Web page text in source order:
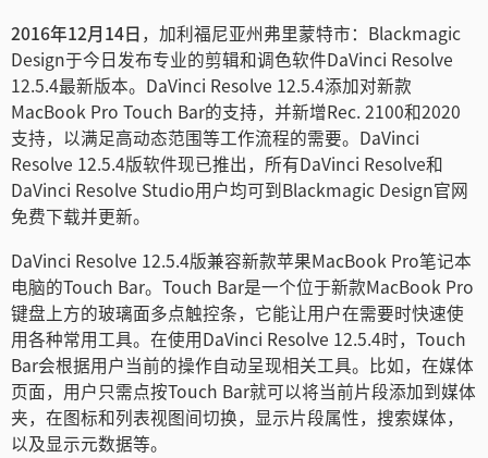
India
Italy
Japan
Korea
Mexico
Malaysia
Netherlands
New Zealand
Norway
2016年12月14日，加利福尼亚州弗里蒙特市：Blackmagic
Design于今日发布专业的剪辑和调色软件DaVinci Resolve
12.5.4最新版本。DaVinci Resolve 12.5.4添加对新款
MacBook Pro Touch Bar的支持，并新增Rec. 2100和2020
支持，以满足高动态范围等工作流程的需要。DaVinci
Resolve 12.5.4版软件现已推出，所有DaVinci Resolve和
DaVinci Resolve Studio用户均可到Blackmagic Design官网
免费下载并更新。
DaVinci Resolve 12.5.4版兼容新款苹果MacBook Pro笔记本
电脑的Touch Bar。Touch Bar是一个位于新款MacBook Pro
键盘上方的玻璃面多点触控条，它能让用户在需要时快速使
用各种常用工具。在使用DaVinci Resolve 12.5.4时，Touch
Bar会根据用户当前的操作自动呈现相关工具。比如，在媒体
页面，用户只需点按Touch Bar就可以将当前片段添加到媒体
夹，在图标和列表视图间切换，显示片段属性，搜索媒体，
以及显示元数据等。